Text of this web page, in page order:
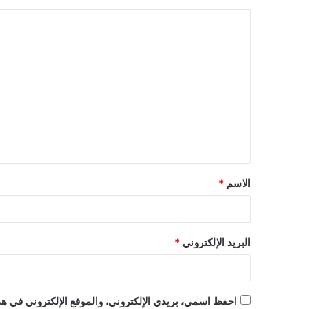
ق
*
الاسم *
البريد الإلكتروني *
احفظ اسمي، بريدي الإلكتروني، والموقع الإلكتروني في